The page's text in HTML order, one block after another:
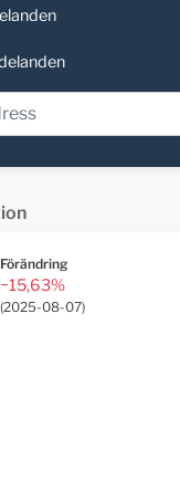
Förändring
−15,63%
(2025-08-07)